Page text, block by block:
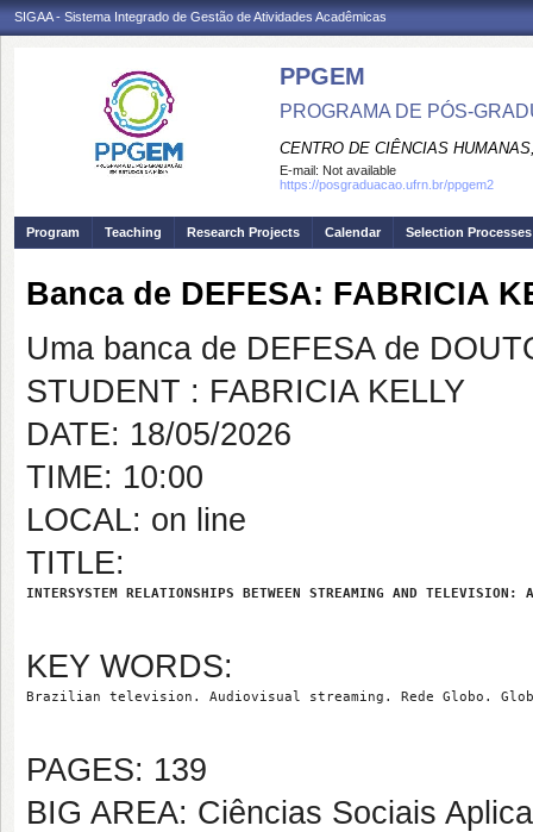
SIGAA - Sistema Integrado de Gestão de Atividades Acadêmicas
PPGEM
PROGRAMA DE PÓS-
CENTRO DE CIÊNCIAS
E-mail: Not available
https://posgraduacao.ufrn.br/ppgem2
Program Teaching Research Projects Calendar Selection Processes
Banca de DEFESA: FABRICIA
Uma banca de DEFESA de
STUDENT : FABRICIA KELLY
DATE: 18/05/2026
TIME: 10:00
LOCAL: on line
TITLE:
INTERSYSTEM RELATIONSHIPS BETWEEN STREAMING AND TELEVISION:
KEY WORDS:
Brazilian television. Audiovisual streaming. Rede Globo.
PAGES: 139
BIG AREA: Ciências Sociais